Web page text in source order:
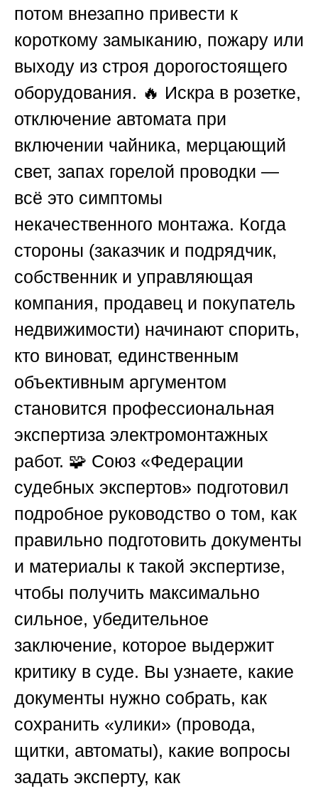
потом внезапно привести к
короткому замыканию, пожару или
выходу из строя дорогостоящего
оборудования. 🔥 Искра в розетке,
отключение автомата при
включении чайника, мерцающий
свет, запах горелой проводки —
всё это симптомы
некачественного монтажа. Когда
стороны (заказчик и подрядчик,
собственник и управляющая
компания, продавец и покупатель
недвижимости) начинают спорить,
кто виноват, единственным
объективным аргументом
становится профессиональная
экспертиза электромонтажных
работ. 🧩 Союз «Федерации
судебных экспертов» подготовил
подробное руководство о том, как
правильно подготовить документы
и материалы к такой экспертизе,
чтобы получить максимально
сильное, убедительное
заключение, которое выдержит
критику в суде. Вы узнаете, какие
документы нужно собрать, как
сохранить «улики» (провода,
щитки, автоматы), какие вопросы
задать эксперту, как